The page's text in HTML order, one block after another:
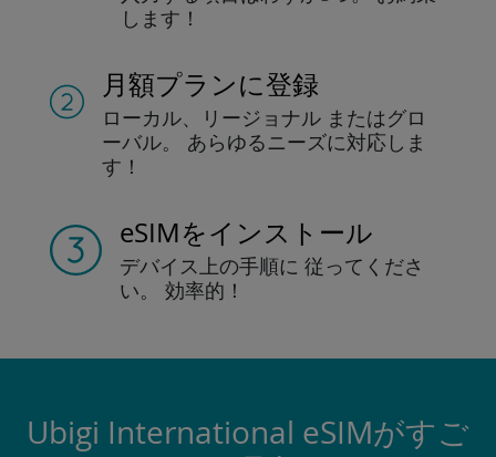
します！
月額プランに登録
ローカル、リージョナル またはグロ
ーバル。
あらゆるニーズに対応しま
す！
eSIMをインストール
デバイス上の手順に 従ってくださ
い。
効率的！
Ubigi International eSIMがすご